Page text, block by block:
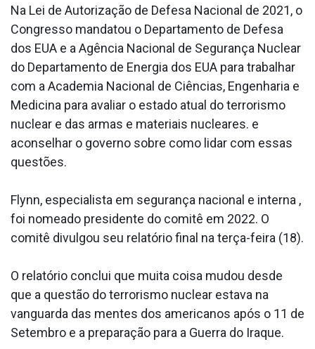
Na Lei de Autorização de Defesa Nacional de 2021, o
Congresso mandatou o Departamento de Defesa
dos EUA e a Agência Nacional de Segurança Nuclear
do Departamento de Energia dos EUA para trabalhar
com a Academia Nacional de Ciências, Engenharia e
Medicina para avaliar o estado atual do terrorismo
nuclear e das armas e materiais nucleares. e
aconselhar o governo sobre como lidar com essas
questões.
Flynn, especialista em segurança nacional e interna ,
foi nomeado presidente do comitê em 2022. O
comitê divulgou seu relatório final na terça-feira (18).
O relatório conclui que muita coisa mudou desde
que a questão do terrorismo nuclear estava na
vanguarda das mentes dos americanos após o 11 de
Setembro e a preparação para a Guerra do Iraque.